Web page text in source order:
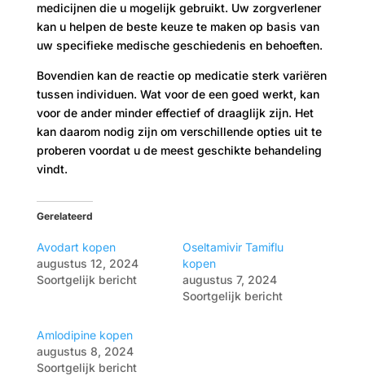
medicijnen die u mogelijk gebruikt. Uw zorgverlener
kan u helpen de beste keuze te maken op basis van
uw specifieke medische geschiedenis en behoeften.
Bovendien kan de reactie op medicatie sterk variëren
tussen individuen. Wat voor de een goed werkt, kan
voor de ander minder effectief of draaglijk zijn. Het
kan daarom nodig zijn om verschillende opties uit te
proberen voordat u de meest geschikte behandeling
vindt.
Gerelateerd
Avodart kopen
augustus 12, 2024
Soortgelijk bericht
Oseltamivir Tamiflu
kopen
augustus 7, 2024
Soortgelijk bericht
Amlodipine kopen
augustus 8, 2024
Soortgelijk bericht